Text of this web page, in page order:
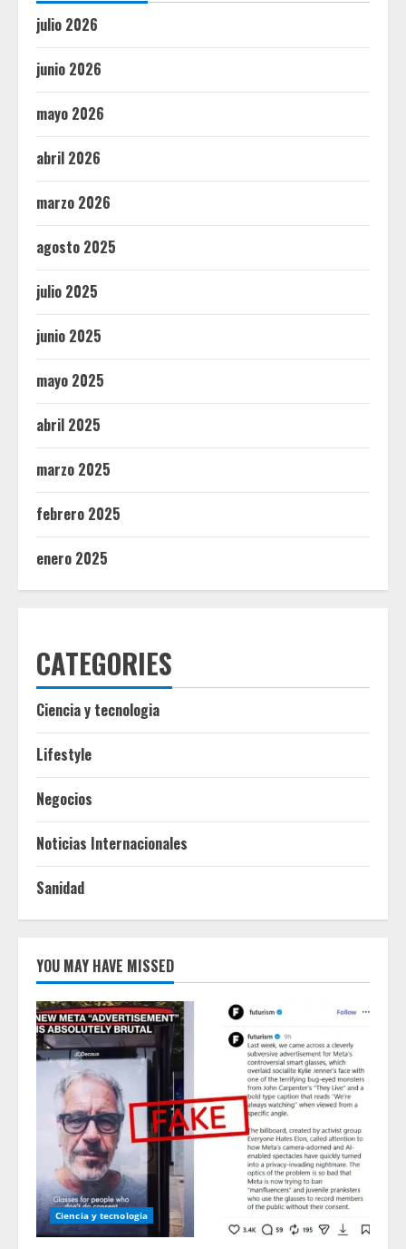
julio 2026
junio 2026
mayo 2026
abril 2026
marzo 2026
agosto 2025
julio 2025
junio 2025
mayo 2025
abril 2025
marzo 2025
febrero 2025
enero 2025
CATEGORIES
Ciencia y tecnologia
Lifestyle
Negocios
Noticias Internacionales
Sanidad
YOU MAY HAVE MISSED
Ciencia y tecnologia